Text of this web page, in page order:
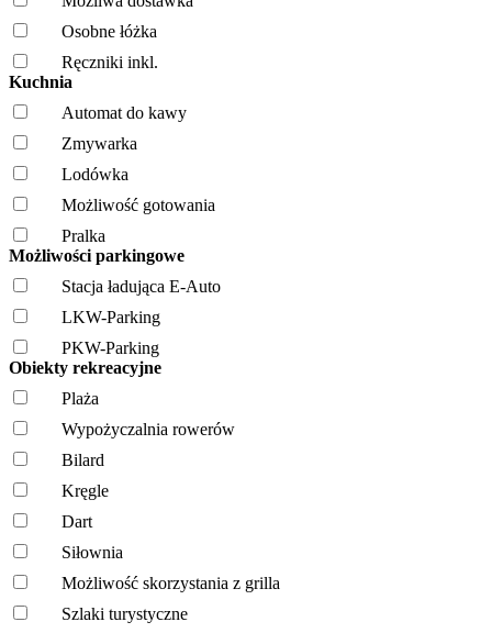
Osobne łóżka
Ręczniki inkl.
Kuchnia
Automat do kawy
Zmywarka
Lodówka
Możliwość gotowania
Pralka
Możliwości parkingowe
Stacja ładująca E-Auto
LKW-Parking
PKW-Parking
Obiekty rekreacyjne
Plaża
Wypożyczalnia rowerów
Bilard
Kręgle
Dart
Siłownia
Możliwość skorzystania z grilla
Szlaki turystyczne